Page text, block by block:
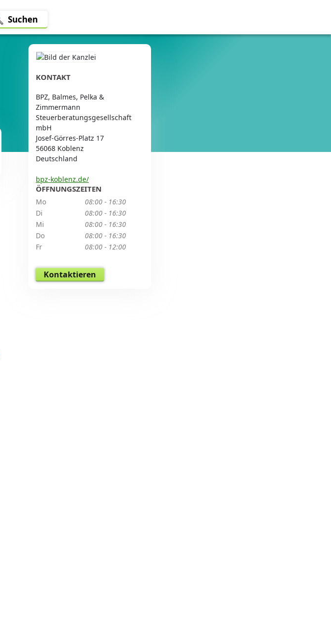
Suchen
KONTAKT
BPZ, Balmes, Pelka &
Zimmermann
Steuerberatungsgesellschaft
mbH
Josef-Görres-Platz 17
56068 Koblenz
Deutschland
bpz-koblenz.de/
ÖFFNUNGSZEITEN
Mo
08:00 - 16:30
Di
08:00 - 16:30
Mi
08:00 - 16:30
Do
08:00 - 16:30
Fr
08:00 - 12:00
Kontaktieren